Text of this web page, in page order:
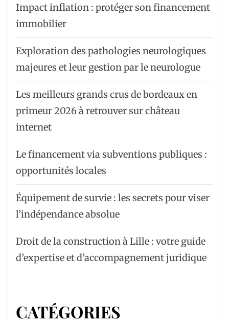
Impact inflation : protéger son financement
immobilier
Exploration des pathologies neurologiques
majeures et leur gestion par le neurologue
Les meilleurs grands crus de bordeaux en
primeur 2026 à retrouver sur château
internet
Le financement via subventions publiques :
opportunités locales
Équipement de survie : les secrets pour viser
l’indépendance absolue
Droit de la construction à Lille : votre guide
d’expertise et d’accompagnement juridique
CATÉGORIES